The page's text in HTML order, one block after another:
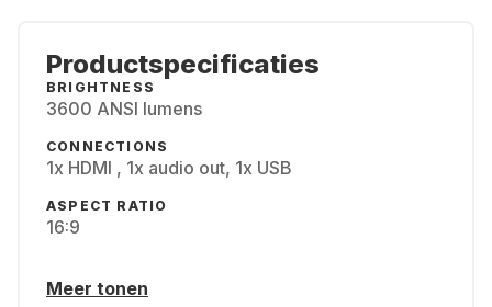
Productspecificaties
BRIGHTNESS
3600 ANSI lumens
CONNECTIONS
1x HDMI , 1x audio out, 1x USB
ASPECT RATIO
16:9
Meer tonen